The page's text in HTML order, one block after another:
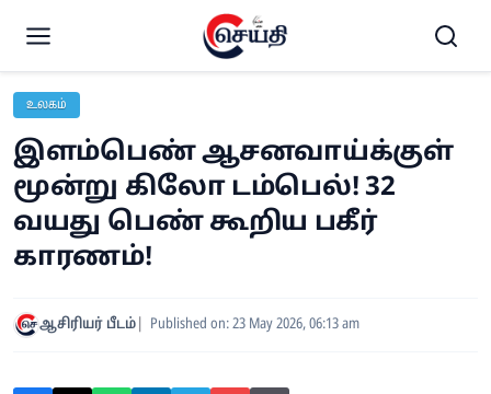
உலகம்
இளம்பெண் ஆசனவாய்க்குள்
மூன்று கிலோ டம்பெல்! 32
வயது பெண் கூறிய பகீர்
காரணம்!
ஆசிரியர் பீடம் Published on: 23 May 2026, 06:13 am